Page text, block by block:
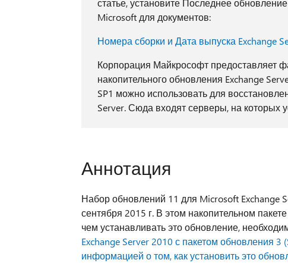
статье, установите Последнее
Microsoft для документов:
Номера сборки и Дата выпуска Exchange
Корпорация Майкрософт предоставляет
накопительного обновления Exchange
SP1 можно использовать для
Server. Сюда входят серверы, на которых
Аннотация
Набор обновлений 11 для Microsoft Exchange
сентября 2015 г. В этом накопительном
чем устанавливать это обновление,
Exchange Server 2010 с пакетом обновления 3
информацией о том, как установить это